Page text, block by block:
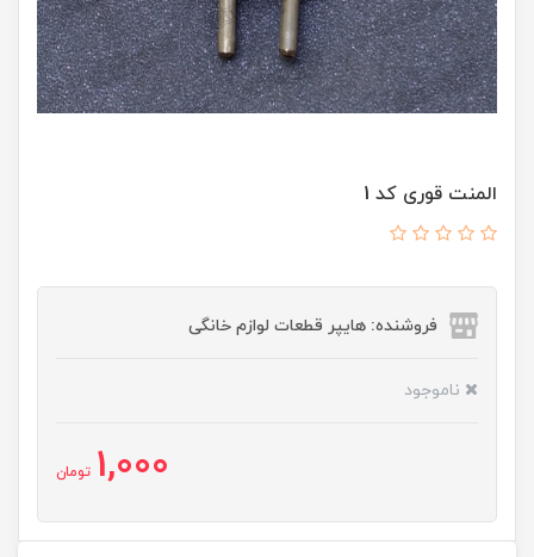
المنت قوری کد 1
فروشنده: هایپر قطعات لوازم خانگی
ناموجود
1,000 تومان